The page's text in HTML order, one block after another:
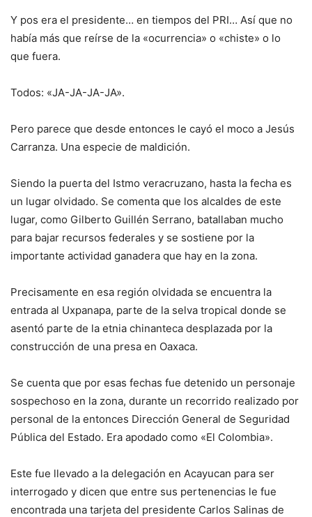
Y pos era el presidente… en tiempos del PRI… Así que no
había más que reírse de la «ocurrencia» o «chiste» o lo
que fuera.
Todos: «JA-JA-JA-JA».
Pero parece que desde entonces le cayó el moco a Jesús
Carranza. Una especie de maldición.
Siendo la puerta del Istmo veracruzano, hasta la fecha es
un lugar olvidado. Se comenta que los alcaldes de este
lugar, como Gilberto Guillén Serrano, batallaban mucho
para bajar recursos federales y se sostiene por la
importante actividad ganadera que hay en la zona.
Precisamente en esa región olvidada se encuentra la
entrada al Uxpanapa, parte de la selva tropical donde se
asentó parte de la etnia chinanteca desplazada por la
construcción de una presa en Oaxaca.
Se cuenta que por esas fechas fue detenido un personaje
sospechoso en la zona, durante un recorrido realizado por
personal de la entonces Dirección General de Seguridad
Pública del Estado. Era apodado como «El Colombia».
Este fue llevado a la delegación en Acayucan para ser
interrogado y dicen que entre sus pertenencias le fue
encontrada una tarjeta del presidente Carlos Salinas de